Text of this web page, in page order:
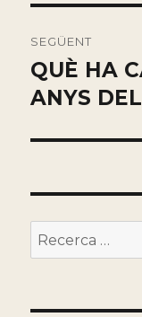
SEGÜENT
Entrada
siguiente:
QUÈ HA
ANYS
Buscar
por: